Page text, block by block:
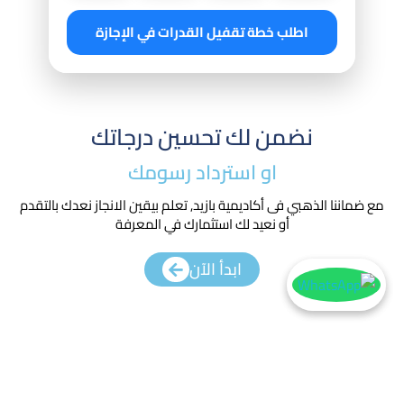
اطلب خطة تقفيل القدرات في الإجازة
نضمن لك تحسين درجاتك
او استرداد رسومك​
مع ضماننا الذهبي فى أكاديمية بازيد, تعلم بيقين الانجاز نعدك بالتقدم
أو نعيد لك استثمارك في المعرفة
ابدأ الآن